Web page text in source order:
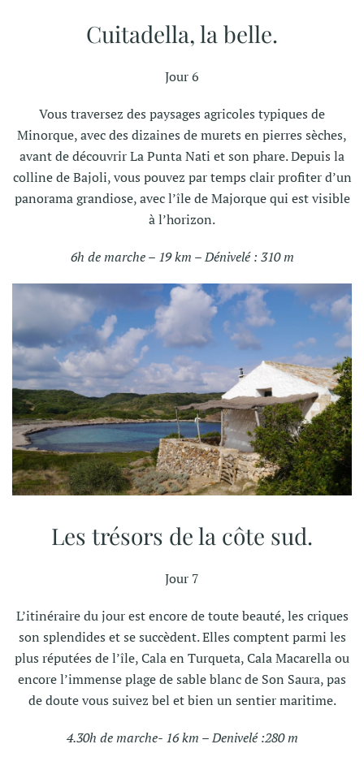
Cuitadella, la belle.
Jour 6
Vous traversez des paysages agricoles typiques de
Minorque, avec des dizaines de murets en pierres sèches,
avant de découvrir La Punta Nati et son phare. Depuis la
colline de Bajoli, vous pouvez par temps clair profiter d’un
panorama grandiose, avec l’île de Majorque qui est visible
à l’horizon.
6h de marche – 19 km – Dénivelé : 310 m
Les trésors de la côte sud.
Jour 7
L’itinéraire du jour est encore de toute beauté, les criques
son splendides et se succèdent. Elles comptent parmi les
plus réputées de l’île, Cala en Turqueta, Cala Macarella ou
encore l’immense plage de sable blanc de Son Saura, pas
de doute vous suivez bel et bien un sentier maritime.
4.30h de marche- 16 km – Denivelé :280 m